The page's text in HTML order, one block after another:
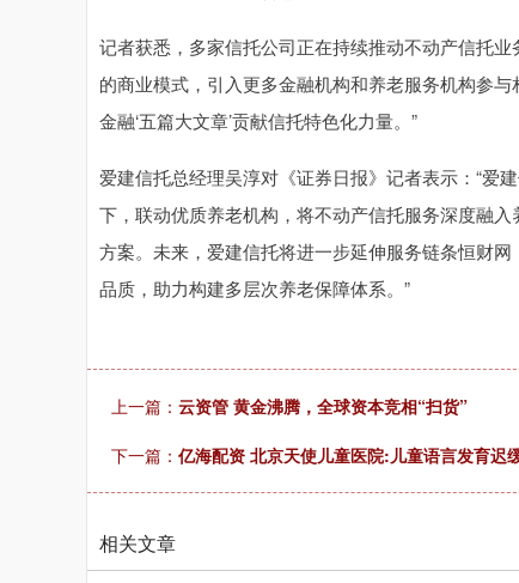
记者获悉，多家信托公司正在持续推动不动产信托
的商业模式，引入更多金融机构和养老服务机构参
金融‘五篇大文章’贡献信托特色化力量。”
爱建信托总经理吴淳对《证券日报》记者表示：“爱
下，联动优质养老机构，将不动产信托服务深度融
方案。未来，爱建信托将进一步延伸服务链条恒财
品质，助力构建多层次养老保障体系。”
上一篇： 云资管 黄金沸腾，全球资本竞相“扫货”
下一篇： 亿海配资 北京天使儿童医院:儿童语言发育迟
相关文章